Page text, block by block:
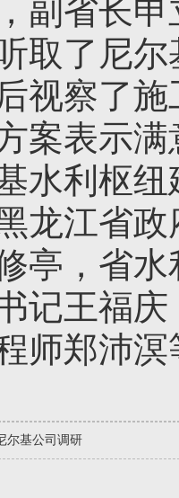
副省长
取了尼
视察了
案表示
水利枢
龙江省
亭，省
记王福
师郑沛
尔基公司调研